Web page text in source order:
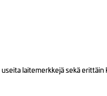
laitemerkkejä sekä